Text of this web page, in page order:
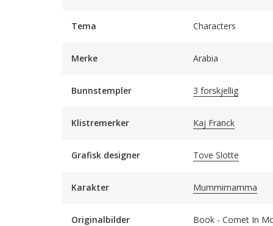
Tema Characters
Merke Arabia
Bunnstempler 3 forskjellig
Klistremerker Kaj Franck
Grafisk designer Tove Slotte
Karakter Mummimamma
Originalbilder
Book - Comet In